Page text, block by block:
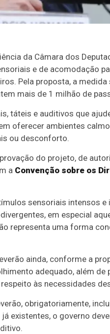
da Câmara dos
e de acomodação
Pela proposta, a
mais de 1 milhão de
táteis e auditivos que
oferecer ambientes
ou desconforto.
do projeto, de
a Convenção sobre os
sensoriais intensos e
em especial
representa uma forma
ainda, conforme a
adequado, além
às necessidades
obrigatoriamente,
existentes, o governo